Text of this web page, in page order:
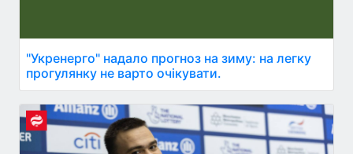
"Укренерго" надало прогноз на зиму: на легку
прогулянку не варто очікувати.